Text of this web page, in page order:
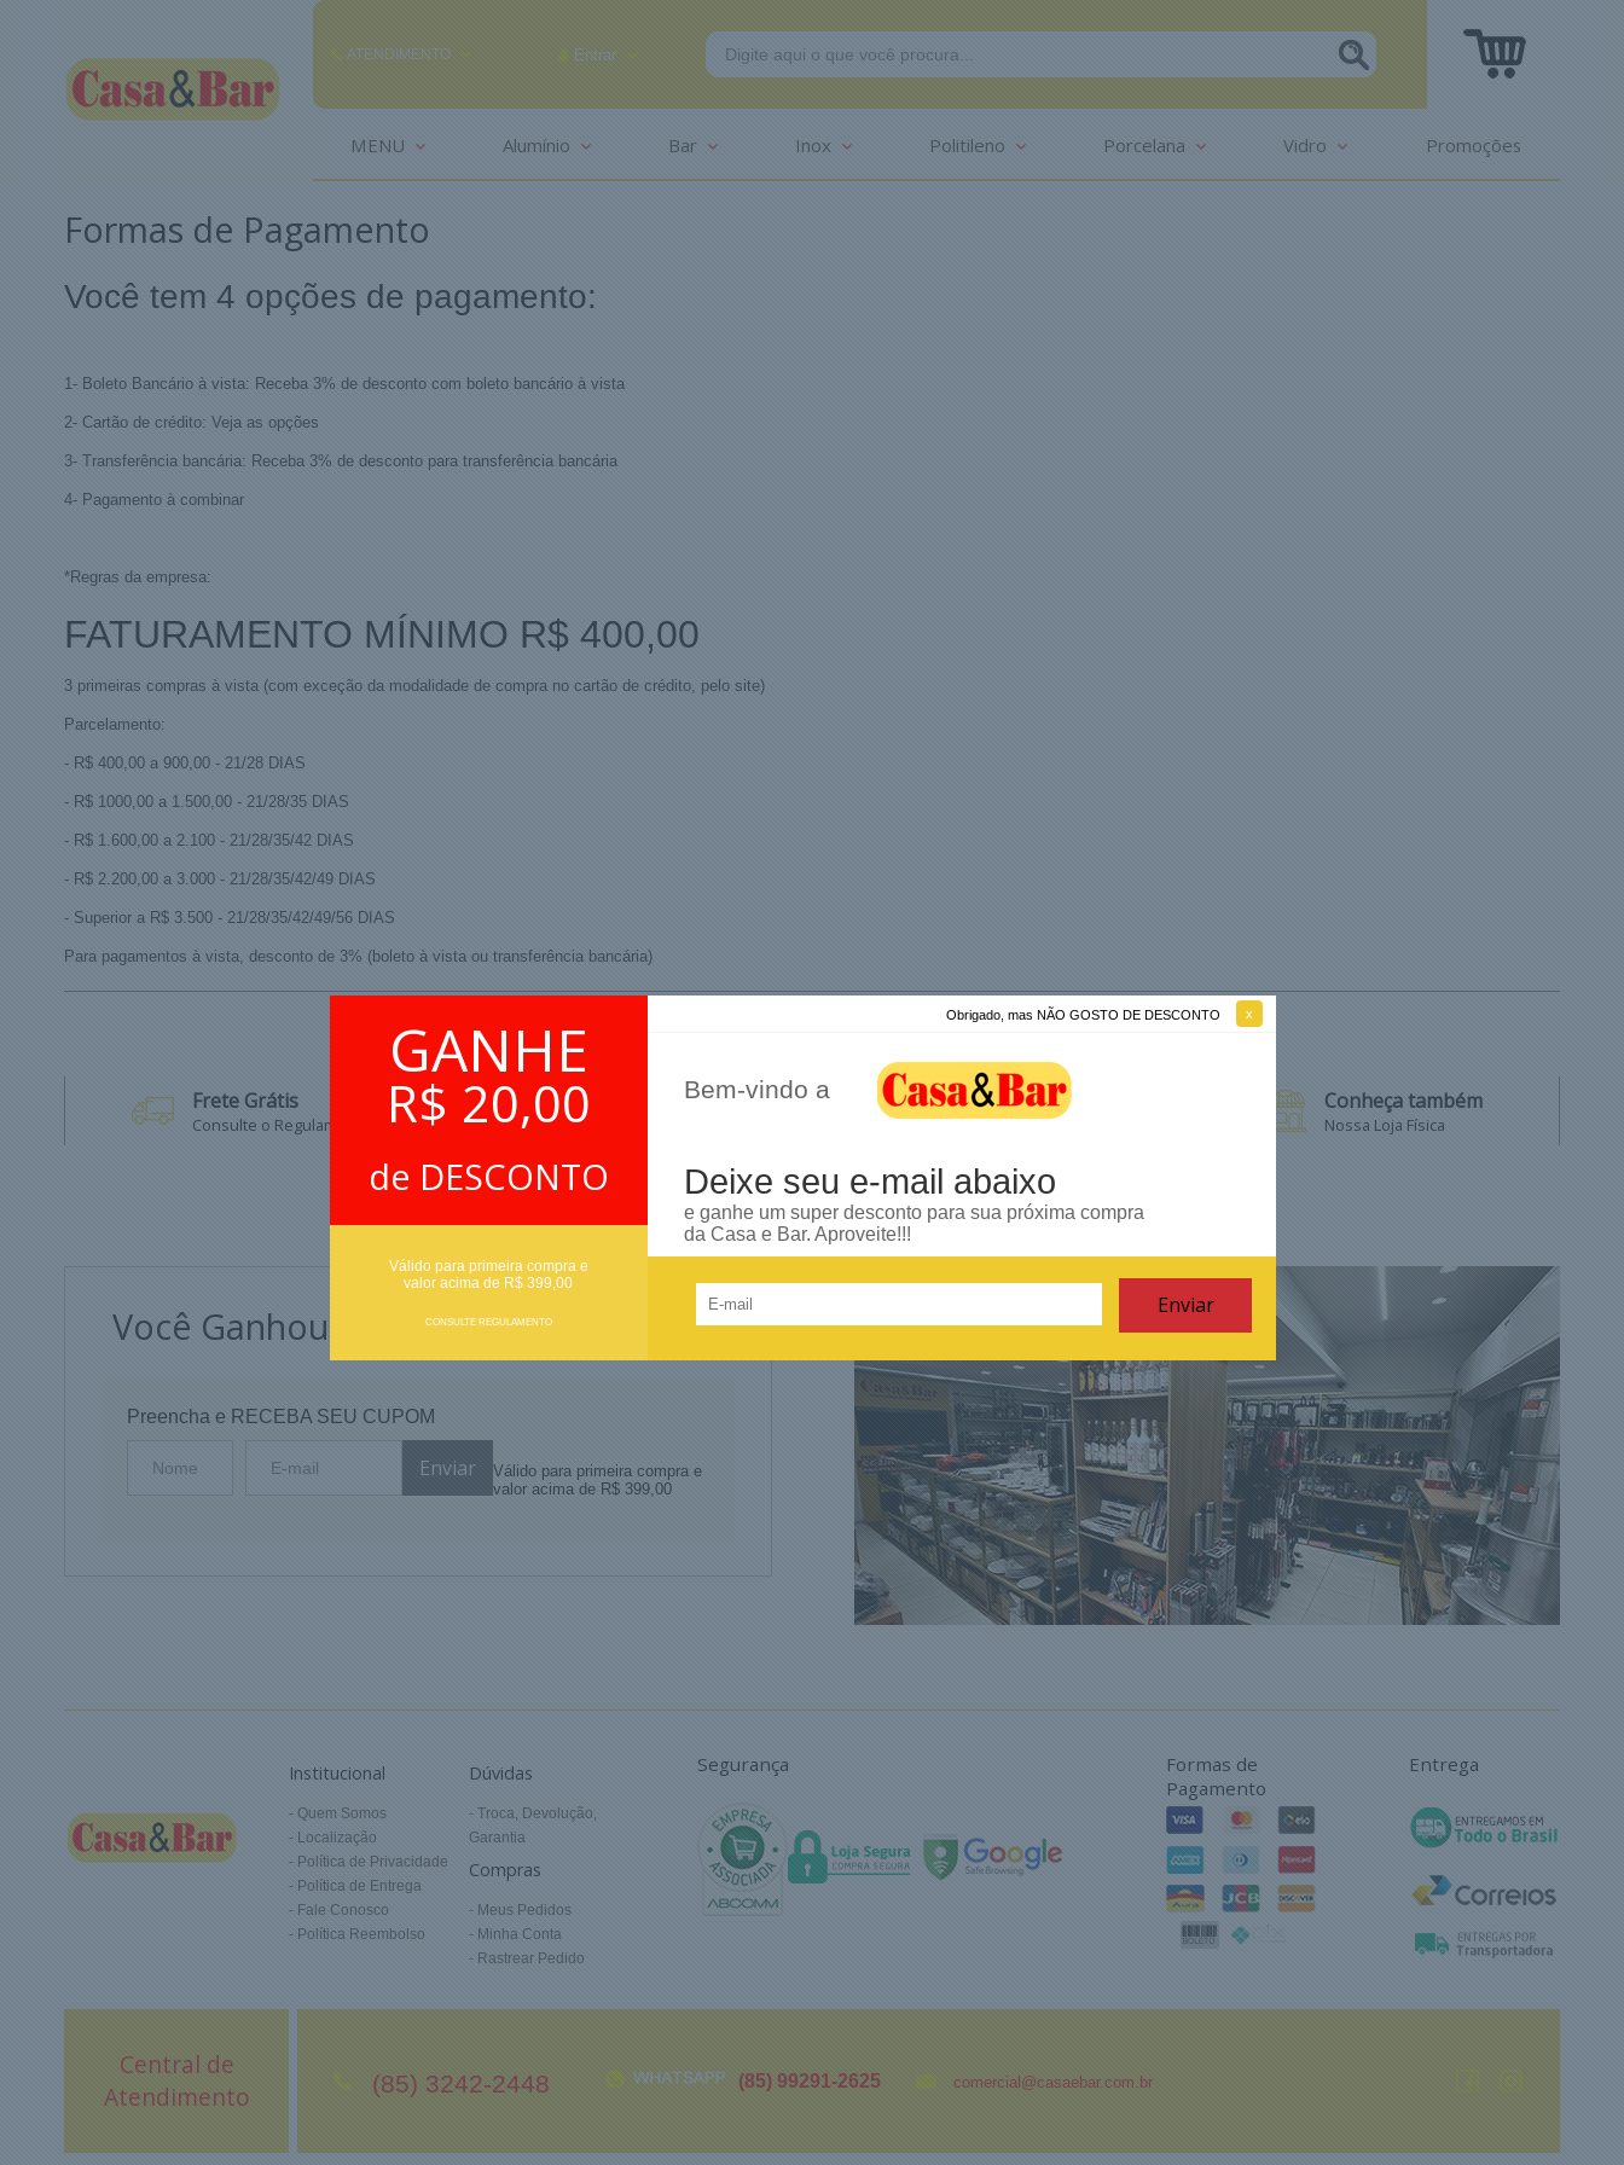
Obrigado, mas NÃO GOSTO DE DESCONTO
GANHE
R$ 20,00
de DESCONTO
Válido para primeira compra e
valor acima de R$ 399,00
CONSULTE REGULAMENTO
Bem-vindo a
Deixe seu e-mail abaixo
e ganhe um super desconto para sua próxima compra
da Casa e Bar. Aproveite!!!
ATENDIMENTO
(85) 99291-2625
comercial@casaebar.com.br
Entrar
MENU Alumínio Bar Inox Politileno Porcelana Vidro Promoções
Formas de Pagamento
Você tem 4 opções de pagamento:
1- Boleto Bancário à vista: Receba 3% de desconto com boleto bancário à vista
2- Cartão de crédito: Veja as opções
3- Transferência bancária: Receba 3% de desconto para transferência bancária
4- Pagamento à combinar
*Regras da empresa:
FATURAMENTO MÍNIMO R$ 400,00
3 primeiras compras à vista (com exceção da modalidade de compra no cartão de crédito, pelo site)
Parcelamento:
- R$ 400,00 a 900,00 - 21/28 DIAS
- R$ 1000,00 a 1.500,00 - 21/28/35 DIAS
- R$ 1.600,00 a 2.100 - 21/28/35/42 DIAS
- R$ 2.200,00 a 3.000 - 21/28/35/42/49 DIAS
- Superior a R$ 3.500 - 21/28/35/42/49/56 DIAS
Para pagamentos à vista, desconto de 3% (boleto à vista ou transferência bancária)
Frete Grátis
Consulte o Regulamento
6x Sem Juros
Sem Juros no Cartão
5% desconto
no Boleto e Pix
Conheça também
Nossa Loja Física
Você Ganhou R$ 20,00de DESCONTO
Preencha e RECEBA SEU CUPOM
Válido para primeira compra e
valor acima de R$ 399,00
Institucional
Quem Somos
Localização
Política de Privacidade
Política de Entrega
Fale Conosco
Política Reembolso
Dúvidas
Troca, Devolução,
Garantia
Compras
Meus Pedidos
Minha Conta
Rastrear Pedido
Segurança
Formas de
Pagamento
Entrega
Central de
Atendimento
(85) 3242-2448 (85) 99291-2625 comercial@casaebar.com.br